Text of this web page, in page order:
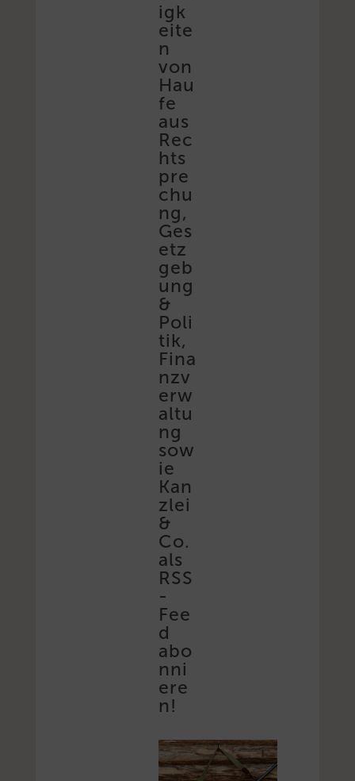
igk
eite
n
von
Hau
fe
aus
Rec
hts
pre
chu
ng,
Ges
etz
geb
ung
&
Poli
tik,
Fina
nzv
erw
altu
ng
sow
ie
Kan
zlei
&
Co.
als
RSS
-
Fee
d
abo
nni
ere
n!